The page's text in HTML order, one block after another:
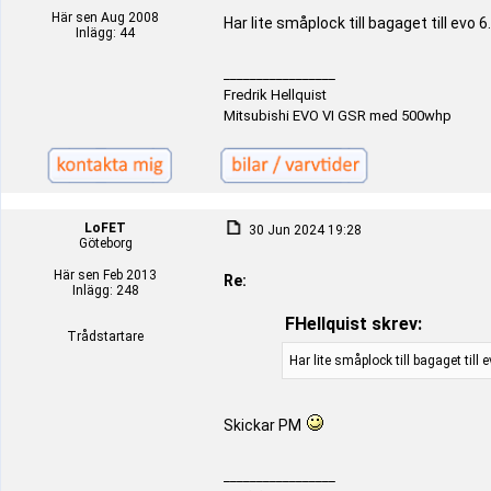
Här sen Aug 2008
Inlägg: 44
Har lite småplock till bagaget till evo 6.
Fredrik Hellquist
Mitsubishi EVO VI GSR med 500whp
LoFET
Göteborg
Här sen Feb 2013
Inlägg: 248
Trådstartare
30 Jun 2024 19:28
Re:
FHellquist skrev:
Har lite småplock till bagaget till
Skickar PM